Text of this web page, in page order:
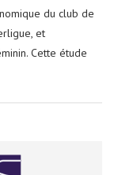
du club de
et
Cette étude